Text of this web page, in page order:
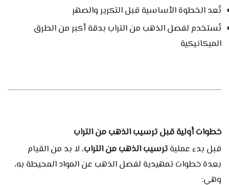
تُعد الخطوة الأساسية قبل التكرير والصهر
تُستخدم لفصل الذهب من التراب بدقة أكبر من الطرق
الميكانيكية
خطوات أولية قبل ترسيب الذهب من التراب
قبل بدء عمليةترسيب الذهب من التراب، لا بد من القيام
بعدة خطوات تمهيدية لفصل الذهب عن المواد المحيطة به،
وهي: